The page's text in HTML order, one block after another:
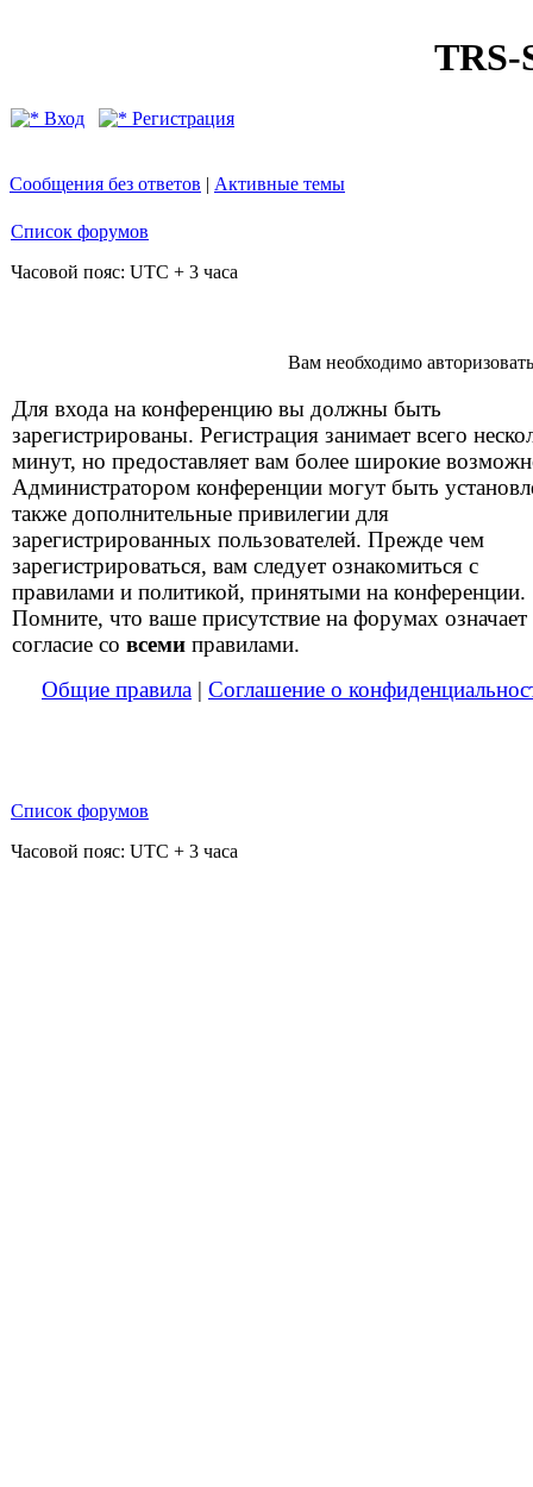
TRS-
Вход Регистрация
Сообщения без ответов | Активные темы
Список форумов
Часовой пояс: UTC + 3 часа
Вам необходимо
Для входа на конференцию вы должны быть
зарегистрированы. Регистрация занимает всего
минут, но предоставляет вам более широкие
Администратором конференции могут быть
также дополнительные привилегии для
зарегистрированных пользователей. Прежде чем
зарегистрироваться, вам следует ознакомиться с
правилами и политикой, принятыми на конференции.
Помните, что ваше присутствие на форумах означает
согласие со всеми правилами.
Общие правила | Соглашение о
Список форумов
Часовой пояс: UTC + 3 часа